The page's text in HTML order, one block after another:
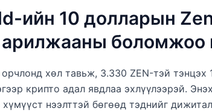
ийн 10 долларын
арилжааны боломжоо
орчлонд хөл тавьж, 3.330 ZEN-тэй тэнцэх
крипто адал явдлаа эхлүүлээрэй.
нээлттэй бөгөөд тэднийг